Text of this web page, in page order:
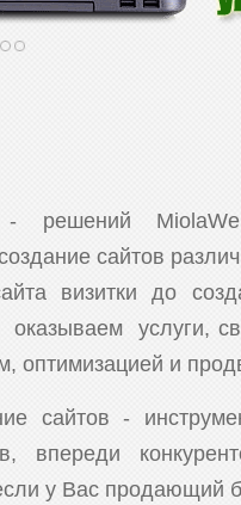
- решений
сайтов
визитки до
оказываем услуги,
оптимизацией и
сайтов -
впереди
у Вас продающий